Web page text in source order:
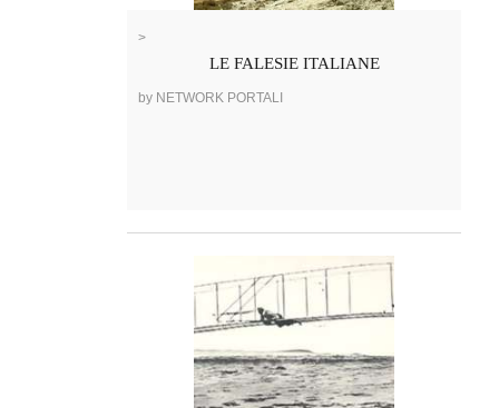
>
LE FALESIE ITALIANE
by NETWORK PORTALI